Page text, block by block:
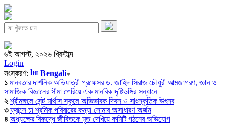
৬ই আগস্ট, ২০২৬ খ্রিস্টাব্দ
Login
সংস্করণ:
Bengali▼
১ মানবতার দার্শনিক অভিযাত্রী প্রফেসর ড. জাহিদ সিরাজ চৌধুরী আত্মজাগরণ, জ্ঞান ও
সামাজিক বিজ্ঞানের সীমা পেরিয়ে এক মানবিক দৃষ্টিভঙ্গির সন্ধানে
২ শ্রীমঙ্গলে সেন্ট মার্থাস স্কুলে অভিভাবক দিবস ও সাংস্কৃতিক উৎসব
৩ ফ্রান্সে চা শ্রমিক পরিবারের কন্যা সোমার অসাধারণ অর্জন
৪ অধ্যক্ষের বিরুদ্ধে জীবিতকে মৃত দেখিয়ে কমিটি গঠনের অভিযোগ